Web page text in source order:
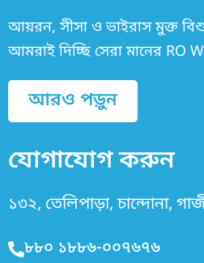
আয়রন, সীসা ও ভাইরাস মুক্ত
আমরাই দিচ্ছি সেরা মানের RO
আরও পড়ুন
যোগাযোগ করুন
১৩২, তেলিপাড়া, চান্দোনা,
৮৮০ ১৮৮৬-০০৭৬৭৬